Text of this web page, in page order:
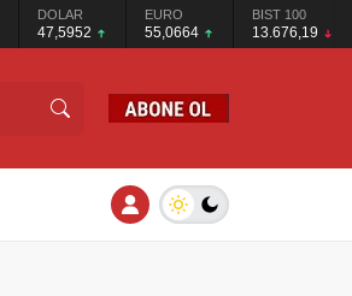
DOLAR
47,5952
EURO
55,0664
BIST 100
13.676,19